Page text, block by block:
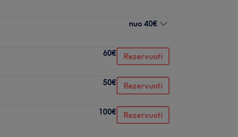
nuo 40€
60€ Rezervuoti
50€ Rezervuoti
100€ Rezervuoti